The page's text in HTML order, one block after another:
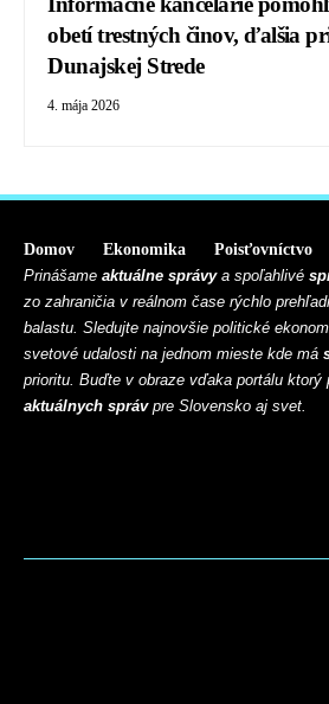
obetí trestných činov, ďalšia
Dunajskej Strede
4. mája 2026
Domov Ekonomika
Poisťovníctvo
Prinášame aktuálne správya spoľahlivé
zo zahraničia v reálnom čase rýchlo
balastu. Sledujte najnovšie politické
svetové udalosti na jednom mieste kde má
prioritu. Buďte v obraze vďaka portálu ktorý
aktuálnych správpre Slovensko aj svet.